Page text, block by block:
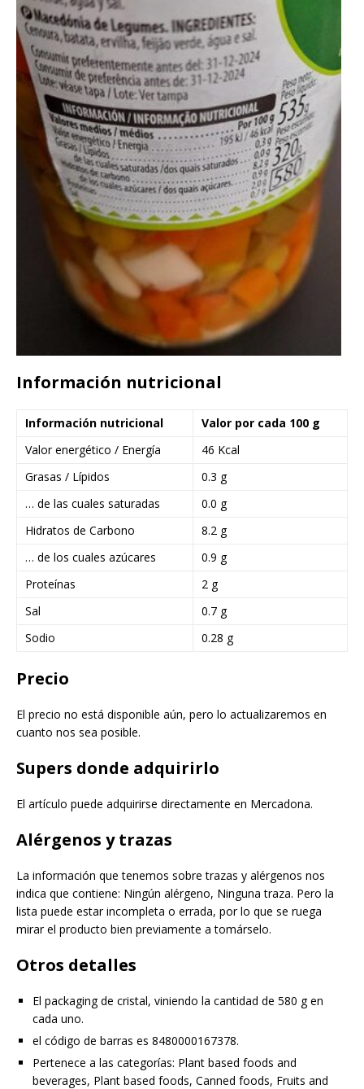
Información nutricional
Información nutricional
Valor por cada 100 g
Valor energético / Energía
46 Kcal
Grasas / Lípidos
0.3 g
… de las cuales saturadas
0.0 g
Hidratos de Carbono
8.2 g
… de los cuales azúcares
0.9 g
Proteínas
2 g
Sal
0.7 g
Sodio
0.28 g
Precio
El precio no está disponible aún, pero lo actualizaremos en
cuanto nos sea posible.
Supers donde adquirirlo
El artículo puede adquirirse directamente en Mercadona.
Alérgenos y trazas
La información que tenemos sobre trazas y alérgenos nos
indica que contiene: Ningún alérgeno, Ninguna traza. Pero la
lista puede estar incompleta o errada, por lo que se ruega
mirar el producto bien previamente a tomárselo.
Otros detalles
El packaging de cristal, viniendo la cantidad de 580 g en
cada uno.
el código de barras es 8480000167378.
Pertenece a las categorías: Plant based foods and
beverages, Plant based foods, Canned foods, Fruits and